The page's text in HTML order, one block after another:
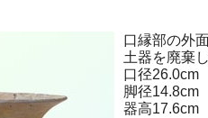
口縁部の外
土器を廃棄
口径26.0cm
脚径14.8cm
器高17.6cm